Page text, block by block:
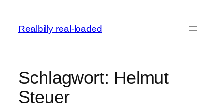
springen
Realbilly real-loaded
Schlagwort: Helmut
Steuer